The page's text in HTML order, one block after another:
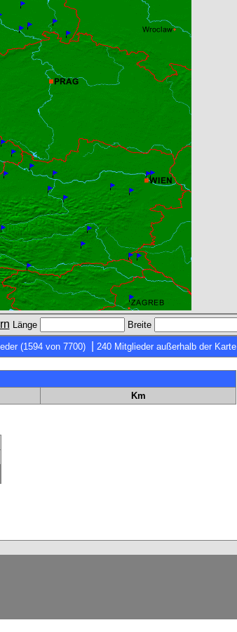
Länge Breite
(1594 von 7700) 240 Mitglieder außerhalb der Karte
Km